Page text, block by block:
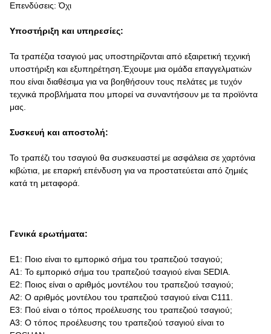
Επενδύσεις: Όχι
Υποστήριξη και υπηρεσίες:
Τα τραπέζια τσαγιού μας υποστηρίζονται από εξαιρετική τεχνική
υποστήριξη και εξυπηρέτηση.Έχουμε μια ομάδα επαγγελματιών
που είναι διαθέσιμα για να βοηθήσουν τους πελάτες με τυχόν
τεχνικά προβλήματα που μπορεί να συναντήσουν με τα προϊόντα
μας.
Συσκευή και αποστολή:
Το τραπέζι του τσαγιού θα συσκευαστεί με ασφάλεια σε χαρτόνια
κιβώτια, με επαρκή επένδυση για να προστατεύεται από ζημιές
κατά τη μεταφορά.
Γενικά ερωτήματα:
Ε1: Ποιο είναι το εμπορικό σήμα του τραπεζιού τσαγιού;
Α1: Το εμπορικό σήμα του τραπεζιού τσαγιού είναι SEDIA.
Ε2: Ποιος είναι ο αριθμός μοντέλου του τραπεζιού τσαγιού;
Α2: Ο αριθμός μοντέλου του τραπεζιού τσαγιού είναι C111.
Ε3: Πού είναι ο τόπος προέλευσης του τραπεζιού τσαγιού;
Α3: Ο τόπος προέλευσης του τραπεζιού τσαγιού είναι το